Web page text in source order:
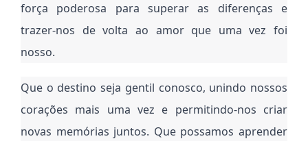
força poderosa para superar as diferenças e
trazer-nos de volta ao amor que uma vez foi
nosso.
Que o destino seja gentil conosco, unindo nossos
corações mais uma vez e permitindo-nos criar
novas memórias juntos. Que possamos aprender